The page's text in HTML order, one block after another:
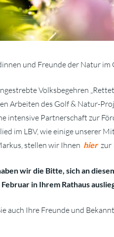
und Freunde der Natur im
Volksbegehren
Arbeiten des Golf & Natur-
intensive Partnerschaft zur
im LBV, wie einige unserer
stellen wir Ihnen hier zur
wir die Bitte, sich an
in Ihrem Rathaus
auch Ihre Freunde und